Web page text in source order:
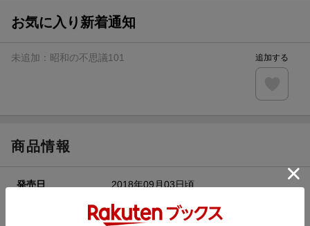
が当たる！
楽天モバイル紹介キャンペーンの拡散で300円OFFクーポン
条件達成で楽天限定・宝塚歌劇 宙組貸切公演ペアチケット
お気に入り新着通知
未追加： 昭和の不思議101 追加する
商品情報
発売日 2018年09月03日頃
昭和の不思議101